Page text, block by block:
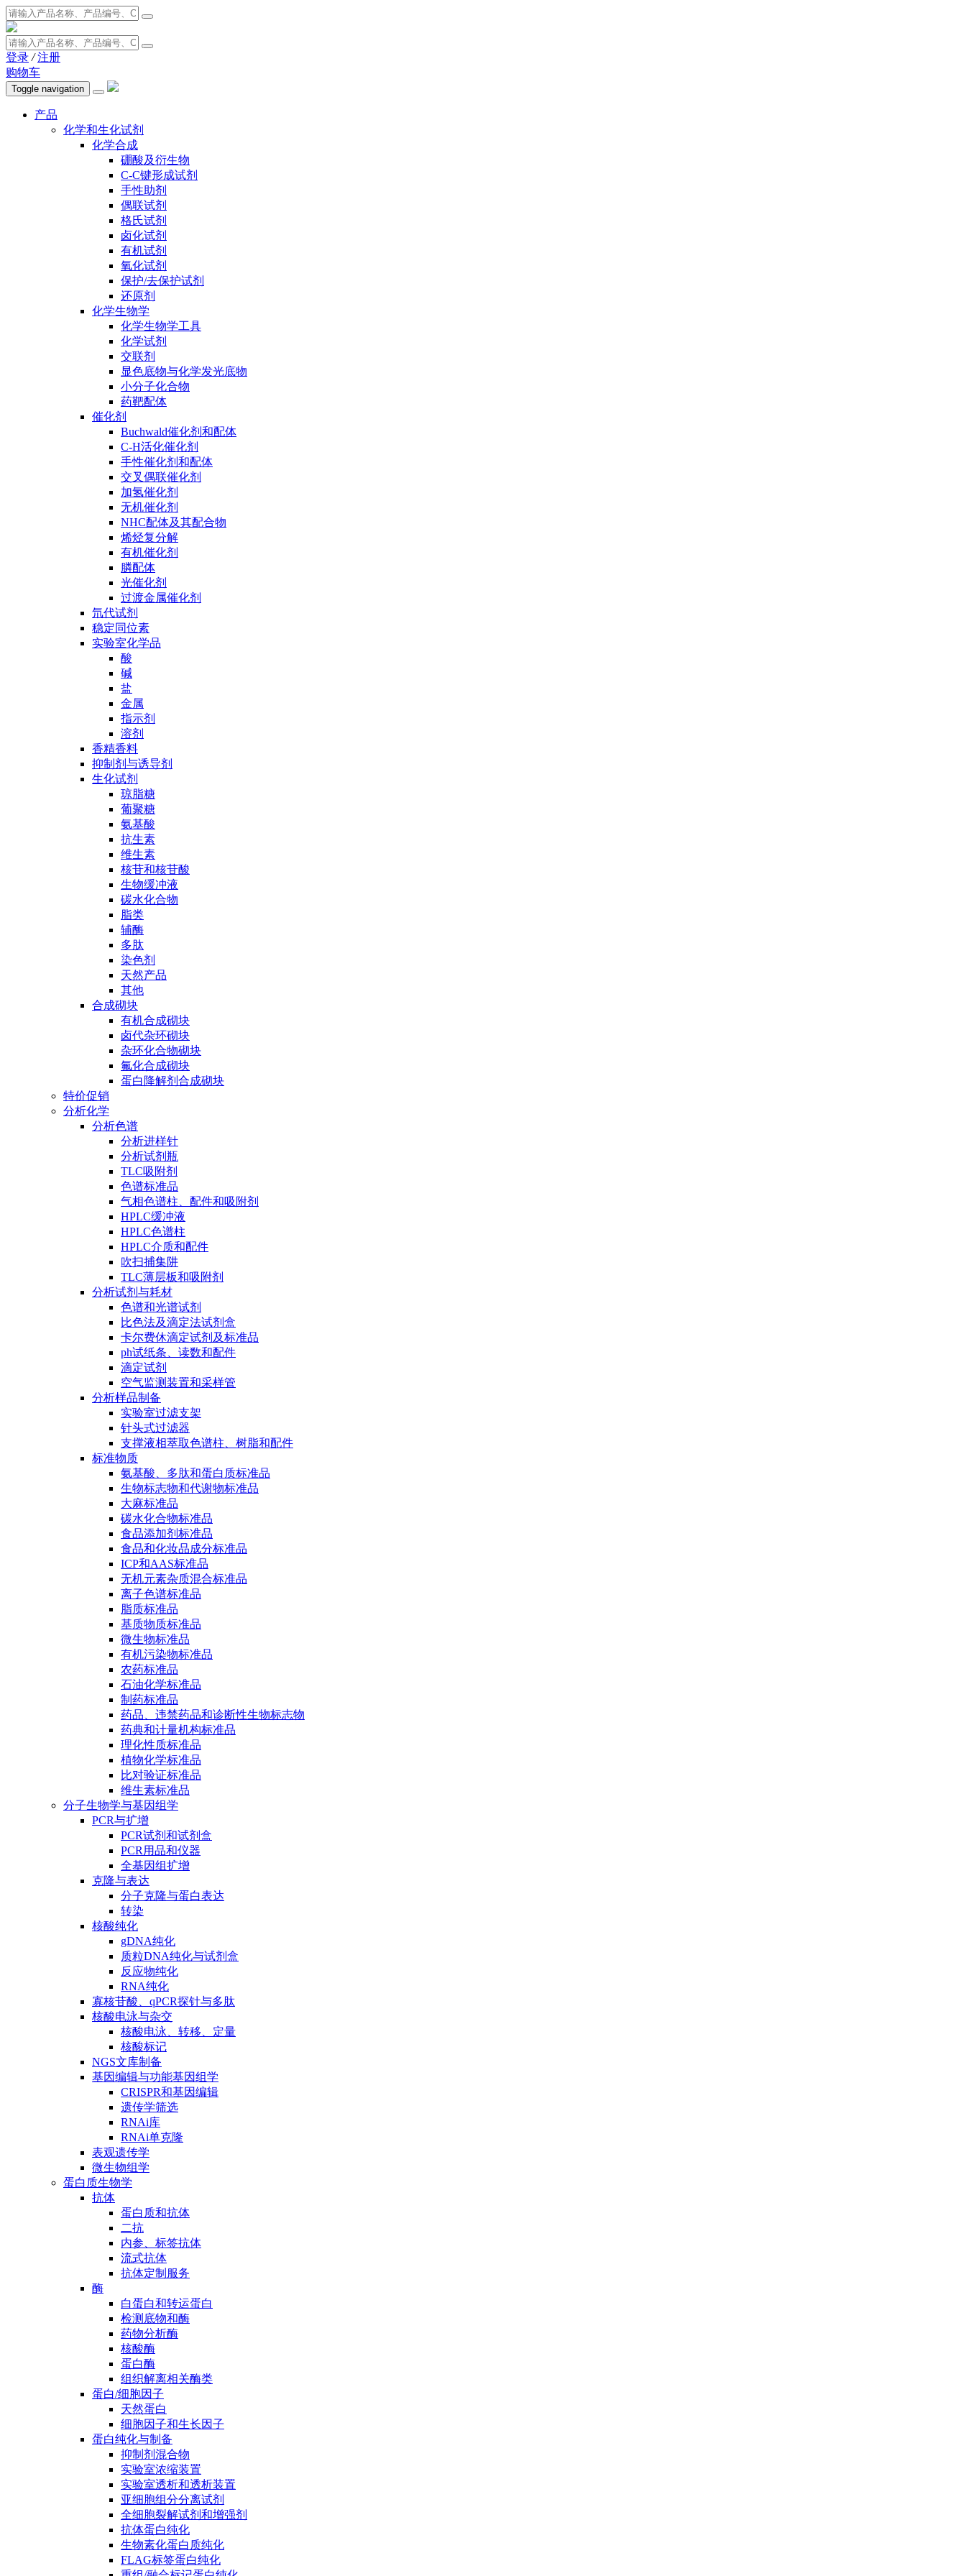
登录 / 注册
购物车
Toggle navigation
产品
化学和生化试剂
化学合成
硼酸及衍生物
C-C键形成试剂
手性助剂
偶联试剂
格氏试剂
卤化试剂
有机试剂
氧化试剂
保护/去保护试剂
还原剂
化学生物学
化学生物学工具
化学试剂
交联剂
显色底物与化学发光底物
小分子化合物
药靶配体
催化剂
Buchwald催化剂和配体
C-H活化催化剂
手性催化剂和配体
交叉偶联催化剂
加氢催化剂
无机催化剂
NHC配体及其配合物
烯烃复分解
有机催化剂
膦配体
光催化剂
过渡金属催化剂
氘代试剂
稳定同位素
实验室化学品
酸
碱
盐
金属
指示剂
溶剂
香精香料
抑制剂与诱导剂
生化试剂
琼脂糖
葡聚糖
氨基酸
抗生素
维生素
核苷和核苷酸
生物缓冲液
碳水化合物
脂类
辅酶
多肽
染色剂
天然产品
其他
合成砌块
有机合成砌块
卤代杂环砌块
杂环化合物砌块
氟化合成砌块
蛋白降解剂合成砌块
特价促销
分析化学
分析色谱
分析进样针
分析试剂瓶
TLC吸附剂
色谱标准品
气相色谱柱、配件和吸附剂
HPLC缓冲液
HPLC色谱柱
HPLC介质和配件
吹扫捕集阱
TLC薄层板和吸附剂
分析试剂与耗材
色谱和光谱试剂
比色法及滴定法试剂盒
卡尔费休滴定试剂及标准品
ph试纸条、读数和配件
滴定试剂
空气监测装置和采样管
分析样品制备
实验室过滤支架
针头式过滤器
支撑液相萃取色谱柱、树脂和配件
标准物质
氨基酸、多肽和蛋白质标准品
生物标志物和代谢物标准品
大麻标准品
碳水化合物标准品
食品添加剂标准品
食品和化妆品成分标准品
ICP和AAS标准品
无机元素杂质混合标准品
离子色谱标准品
脂质标准品
基质物质标准品
微生物标准品
有机污染物标准品
农药标准品
石油化学标准品
制药标准品
药品、违禁药品和诊断性生物标志物
药典和计量机构标准品
理化性质标准品
植物化学标准品
比对验证标准品
维生素标准品
分子生物学与基因组学
PCR与扩增
PCR试剂和试剂盒
PCR用品和仪器
全基因组扩增
克隆与表达
分子克隆与蛋白表达
转染
核酸纯化
gDNA纯化
质粒DNA纯化与试剂盒
反应物纯化
RNA纯化
寡核苷酸、qPCR探针与多肽
核酸电泳与杂交
核酸电泳、转移、定量
核酸标记
NGS文库制备
基因编辑与功能基因组学
CRISPR和基因编辑
遗传学筛选
RNAi库
RNAi单克隆
表观遗传学
微生物组学
蛋白质生物学
抗体
蛋白质和抗体
二抗
内参、标签抗体
流式抗体
抗体定制服务
酶
白蛋白和转运蛋白
检测底物和酶
药物分析酶
核酸酶
蛋白酶
组织解离相关酶类
蛋白/细胞因子
天然蛋白
细胞因子和生长因子
蛋白纯化与制备
抑制剂混合物
实验室浓缩装置
实验室透析和透析装置
亚细胞组分分离试剂
全细胞裂解试剂和增强剂
抗体蛋白纯化
生物素化蛋白质纯化
FLAG标签蛋白纯化